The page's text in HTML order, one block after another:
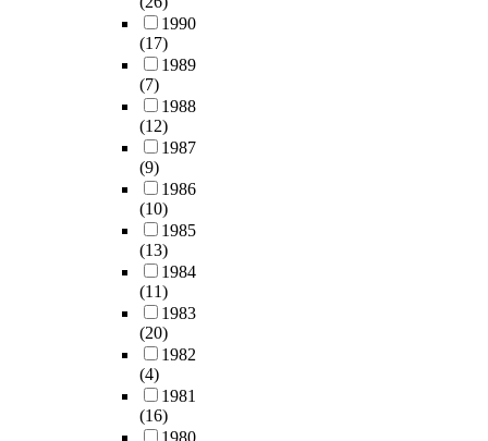
1990
(17)
1989
(7)
1988
(12)
1987
(9)
1986
(10)
1985
(13)
1984
(11)
1983
(20)
1982
(4)
1981
(16)